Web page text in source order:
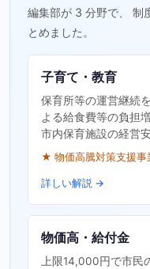
編集部が 3 分野で、 制
とめました。
子育て・教育
保育所等の運営継続
よる給食費等の負担
市内保育施設の経営
★ 物価高騰対策支援事
詳しい解説 →
物価高・給付金
上限14,000円で市民